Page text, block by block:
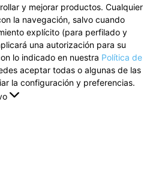
y mejorar productos. Cualquier
la navegación, salvo cuando
explícito (para perfilado y
una autorización para su
lo indicado en nuestra Política de
aceptar todas o algunas de las
la configuración y preferencias.